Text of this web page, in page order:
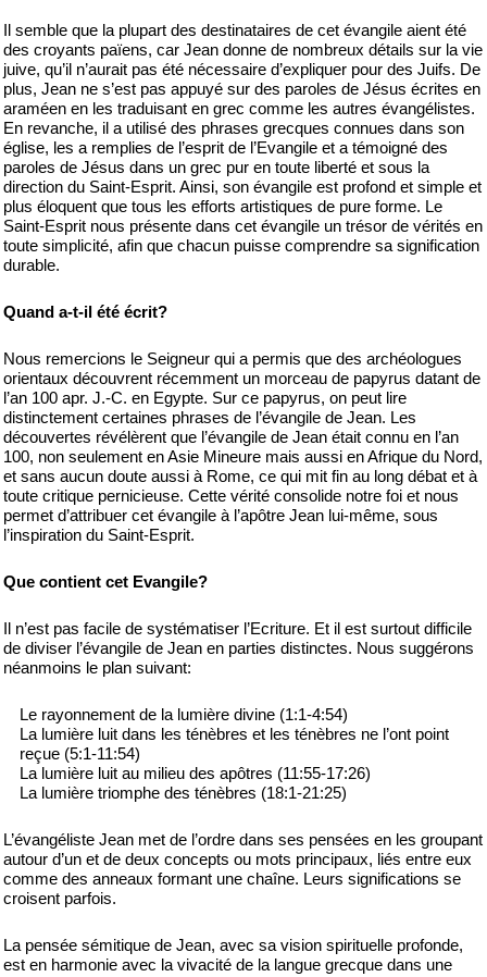
Il semble que la plupart des destinataires de cet évangile aient été
des croyants païens, car Jean donne de nombreux détails sur la vie
juive, qu’il n’aurait pas été nécessaire d’expliquer pour des Juifs. De
plus, Jean ne s’est pas appuyé sur des paroles de Jésus écrites en
araméen en les traduisant en grec comme les autres évangélistes.
En revanche, il a utilisé des phrases grecques connues dans son
église, les a remplies de l’esprit de l’Evangile et a témoigné des
paroles de Jésus dans un grec pur en toute liberté et sous la
direction du Saint-Esprit. Ainsi, son évangile est profond et simple et
plus éloquent que tous les efforts artistiques de pure forme. Le
Saint-Esprit nous présente dans cet évangile un trésor de vérités en
toute simplicité, afin que chacun puisse comprendre sa signification
durable.
Quand a-t-il été écrit?
Nous remercions le Seigneur qui a permis que des archéologues
orientaux découvrent récemment un morceau de papyrus datant de
l’an 100 apr. J.-C. en Egypte. Sur ce papyrus, on peut lire
distinctement certaines phrases de l’évangile de Jean. Les
découvertes révélèrent que l’évangile de Jean était connu en l’an
100, non seulement en Asie Mineure mais aussi en Afrique du Nord,
et sans aucun doute aussi à Rome, ce qui mit fin au long débat et à
toute critique pernicieuse. Cette vérité consolide notre foi et nous
permet d’attribuer cet évangile à l’apôtre Jean lui-même, sous
l’inspiration du Saint-Esprit.
Que contient cet Evangile?
Il n’est pas facile de systématiser l’Ecriture. Et il est surtout difficile
de diviser l’évangile de Jean en parties distinctes. Nous suggérons
néanmoins le plan suivant:
Le rayonnement de la lumière divine (1:1-4:54)
La lumière luit dans les ténèbres et les ténèbres ne l’ont point
reçue (5:1-11:54)
La lumière luit au milieu des apôtres (11:55-17:26)
La lumière triomphe des ténèbres (18:1-21:25)
L’évangéliste Jean met de l’ordre dans ses pensées en les groupant
autour d’un et de deux concepts ou mots principaux, liés entre eux
comme des anneaux formant une chaîne. Leurs significations se
croisent parfois.
La pensée sémitique de Jean, avec sa vision spirituelle profonde,
est en harmonie avec la vivacité de la langue grecque dans une